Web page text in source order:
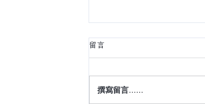
讓家，隨時光共生
留言
撰寫留言......